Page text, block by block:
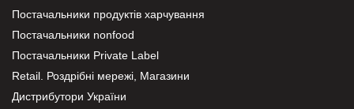
Постачальники продуктів харчування
Постачальники nonfood
Постачальники Private Label
Retail. Роздрібні мережі, Магазини
Дистрибутори України